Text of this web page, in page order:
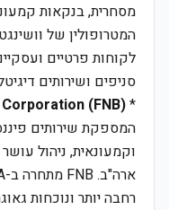
מסחרית, בנקאות
לקוחות פרטיים
סניפים ושירותים
*
Corporation (FNB):
המספקת שירותים
וקמעונאית, ניהול
רחבה יותר ונוכחות